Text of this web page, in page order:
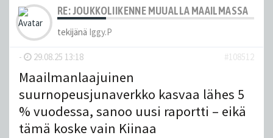
RE: JOUKKOLIIKENNE MUUALLA MAAILMASSA
tekijänä Iggy.P
- 29.08.25 13:18 #108512
Maailmanlaajuinen
suurnopeusjunaverkko kasvaa lähes 5
% vuodessa, sanoo uusi raportti – eikä
tämä koske vain Kiinaa